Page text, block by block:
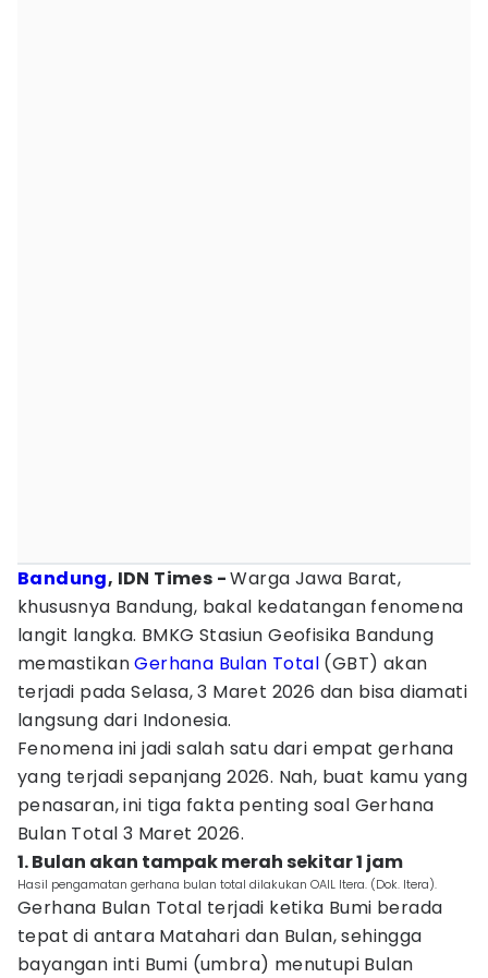
Bandung, IDN Times -Warga Jawa Barat,
khususnya Bandung, bakal kedatangan fenomena
langit langka. BMKG Stasiun Geofisika Bandung
memastikanGerhana Bulan Total (GBT) akan
terjadi pada Selasa, 3 Maret 2026 dan bisa diamati
langsung dari Indonesia.
Fenomena ini jadi salah satu dari empat gerhana
yang terjadi sepanjang 2026. Nah, buat kamu yang
penasaran, ini tiga fakta penting soal Gerhana
Bulan Total 3 Maret 2026.
1. Bulan akan tampak merah sekitar 1 jam
Hasil pengamatan gerhana bulan total dilakukan OAIL Itera. (Dok. Itera).
Gerhana Bulan Total terjadi ketika Bumi berada
tepat di antara Matahari dan Bulan, sehingga
bayangan inti Bumi (umbra) menutupi Bulan